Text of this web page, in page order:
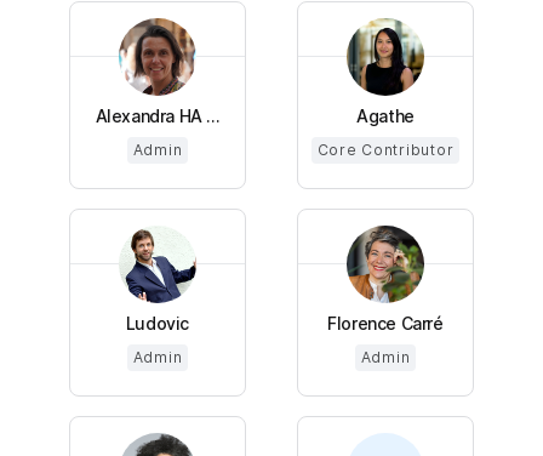
Alexandra HA ...
Admin
Agathe
Core Contributor
Ludovic
Admin
Florence Carré
Admin